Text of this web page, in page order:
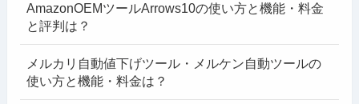
AmazonOEMツールArrows10の使い方と機能・料金
と評判は？
メルカリ自動値下げツール・メルケン自動ツールの
使い方と機能・料金は？